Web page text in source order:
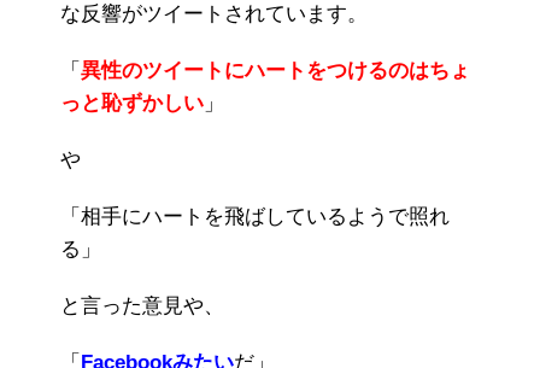
な反響がツイートされています。
「 異性のツイートにハートをつけるのはちょ
っと恥ずかしい 」
や
「相手にハートを飛ばしているようで照れ
る」
と言った意見や、
「 Facebookみたいだ」